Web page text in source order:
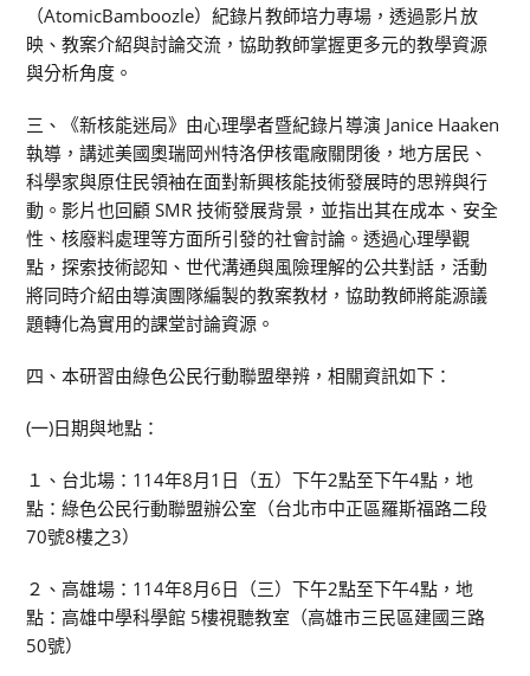
（AtomicBamboozle）紀錄片教師培力專場，透過影片放
映、教案介紹與討論交流，協助教師掌握更多元的教學資源
與分析角度。
三、《新核能迷局》由心理學者暨紀錄片導演 Janice Haaken
執導，講述美國奧瑞岡州特洛伊核電廠關閉後，地方居民、
科學家與原住民領袖在面對新興核能技術發展時的思辨與行
動。影片也回顧 SMR 技術發展背景，並指出其在成本、安全
性、核廢料處理等方面所引發的社會討論。透過心理學觀
點，探索技術認知、世代溝通與風險理解的公共對話，活動
將同時介紹由導演團隊編製的教案教材，協助教師將能源議
題轉化為實用的課堂討論資源。
四、本研習由綠色公民行動聯盟舉辨，相關資訊如下：
(一)日期與地點：
１、台北場：114年8月1日（五）下午2點至下午4點，地
點：綠色公民行動聯盟辦公室（台北市中正區羅斯福路二段
70號8樓之3）
２、高雄場：114年8月6日（三）下午2點至下午4點，地
點：高雄中學科學館 5樓視聽教室（高雄市三民區建國三路
50號）